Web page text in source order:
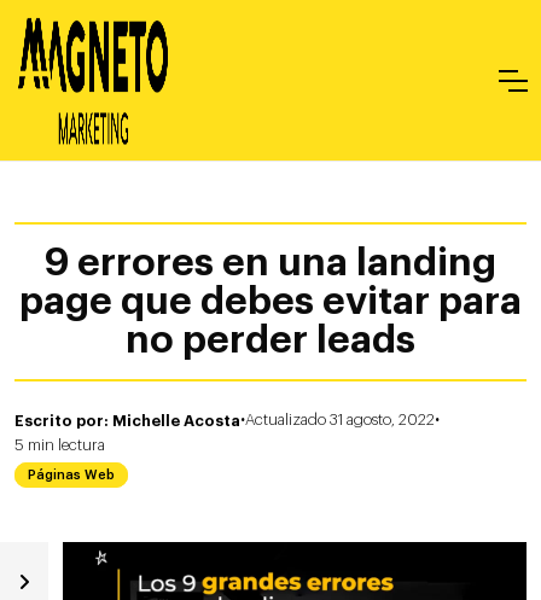
9 errores en una landing
page que debes evitar para
no perder leads
Escrito por: Michelle Acosta·Actualizado 31 agosto, 2022·
5 min lectura
Páginas Web